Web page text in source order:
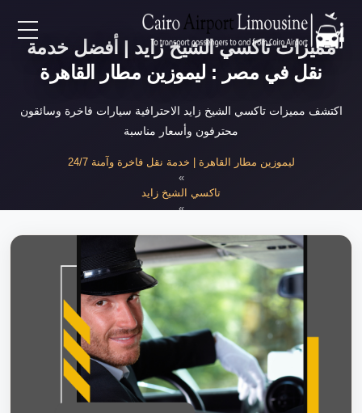
EN
خدمات المطار
نحن
مميزات تاكسي الشيخ زايد | أفضل خدمة
نقل في مصر : ليموزين مطار القاهرة
اكتشف مميزات تاكسي الشيخ زايد الاحترافية سيارات فاخرة وسائقون
محترفون وأسعار مناسبة
ليموزين مطار القاهرة | خدمة نقل فاخرة وآمنة 24/7
تاكسي الشيخ زايد
»